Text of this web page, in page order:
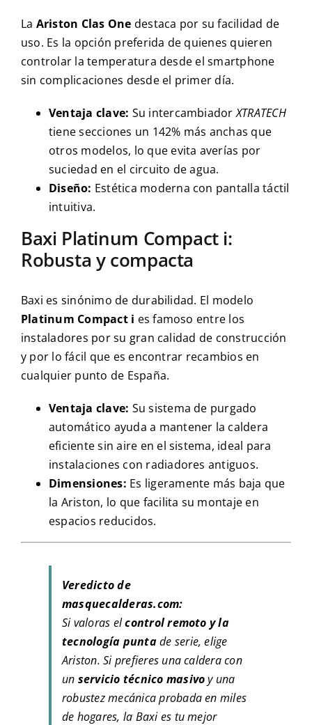
La Ariston Clas One destaca por su facilidad de
uso. Es la opción preferida de quienes quieren
controlar la temperatura desde el smartphone
sin complicaciones desde el primer día.
Ventaja clave: Su intercambiadorXTRATECH
tiene secciones un 142% más anchas que
otros modelos, lo que evita averías por
suciedad en el circuito de agua.
Diseño: Estética moderna con pantalla táctil
intuitiva.
Baxi Platinum Compact i:
Robusta y compacta
Baxi es sinónimo de durabilidad. El modelo
Platinum Compact i es famoso entre los
instaladores por su gran calidad de construcción
y por lo fácil que es encontrar recambios en
cualquier punto de España.
Ventaja clave: Su sistema de purgado
automático ayuda a mantener la caldera
eficiente sin aire en el sistema, ideal para
instalaciones con radiadores antiguos.
Dimensiones: Es ligeramente más baja que
la Ariston, lo que facilita su montaje en
espacios reducidos.
Veredicto de
masquecalderas.com:
Si valoras elcontrol remoto y la
tecnología puntade serie, elige
Ariston. Si prefieres una caldera con
un servicio técnico masivoy una
robustez mecánica probada en miles
de hogares, la Baxi es tu mejor